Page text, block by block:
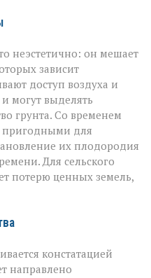
неэстетично: он мешает
зависит
доступ воздуха и
могут выделять
грунта. Со временем
пригодными для
их плодородия
Для сельского
потерю ценных земель,
констатацией
направлено